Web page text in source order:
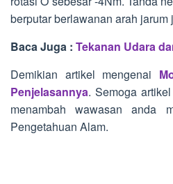
berputar berlawanan arah jarum
Baca Juga : Tekanan Udara
Demikian artikel mengenai
Penjelasannya. Semoga
menambah wawasan anda
Pengetahuan Alam.